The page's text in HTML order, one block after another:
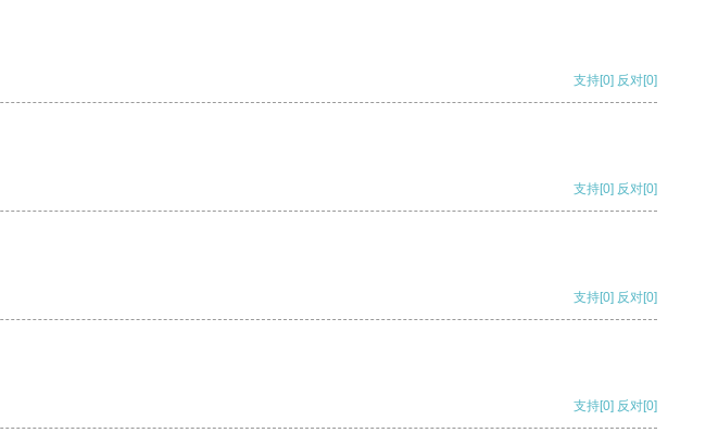
支持[0] 反对[0]
支持[0] 反对[0]
支持[0] 反对[0]
支持[0] 反对[0]